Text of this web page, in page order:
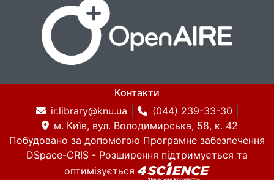
Контакти
ir.library@knu.ua
(044) 239-33-30
м. Київ, вул. Володимирська, 58, к. 42
Побудовано за допомогою Програмне забезпечення
DSpace-CRIS - Розширення підтримується та
оптимізується